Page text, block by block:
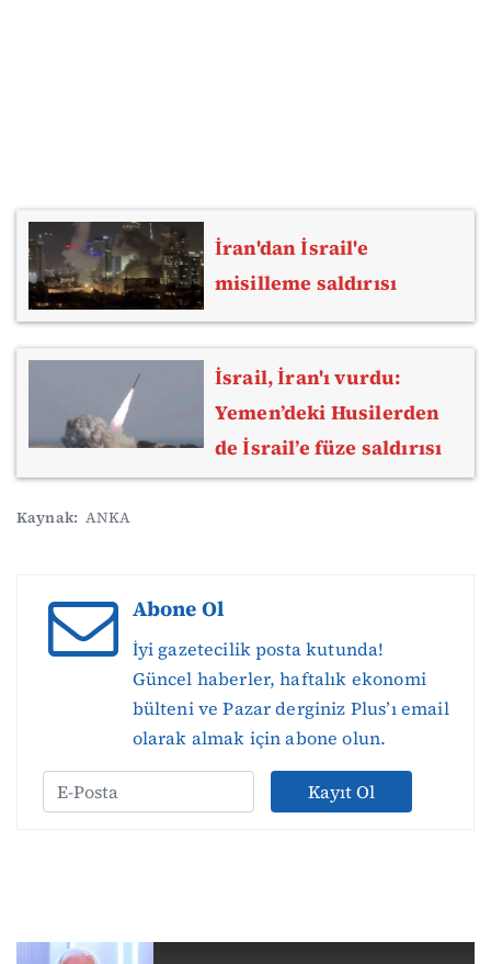
İran'dan İsrail'e
misilleme saldırısı
İsrail, İran'ı vurdu:
Yemen’deki Husilerden
de İsrail’e füze saldırısı
Kaynak: ANKA
Abone Ol
İyi gazetecilik posta kutunda!
Güncel haberler, haftalık ekonomi
bülteni ve Pazar derginiz Plus’ı email
olarak almak için abone olun.
Kayıt Ol